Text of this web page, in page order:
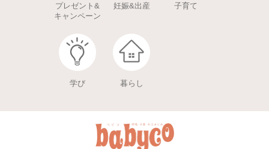
プレゼント&
キャンペーン
妊娠&出産 子育て
学び 暮らし